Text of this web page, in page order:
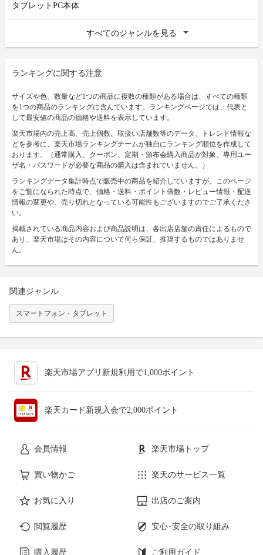
タブレットPC本体
すべてのジャンルを見る
ランキングに関する注意
サイズや色、数量など1つの商品に複数の種類がある場合は、すべての種類
を1つの商品のランキングに含んでいます。ランキングページでは、代表と
して最安値の商品の価格や送料を表示しています。
楽天市場内の売上高、売上個数、取扱い店舗数等のデータ、トレンド情報な
どを参考に、楽天市場ランキングチームが独自にランキング順位を作成して
おります。（通常購入、クーポン、定期・頒布会購入商品が対象。専用ユー
ザ名・パスワードが必要な商品の購入は含まれていません。）
ランキングデータ集計時点で販売中の商品を紹介していますが、このページ
をご覧になられた時点で、価格・送料・ポイント倍数・レビュー情報・配送
情報の変更や、売り切れとなっている可能性もございますのでご了承くださ
い。
掲載されている商品内容および商品説明は、各出店店舗の責任によるもので
あり、楽天市場はその内容について何ら保証、推奨するものではありませ
ん。
関連ジャンル
スマートフォン・タブレット
楽天市場アプリ新規利用で1,000ポイント
楽天カード新規入会で2,000ポイント
会員情報 楽天市場トップ
買い物かご 楽天のサービス一覧
お気に入り 出店のご案内
閲覧履歴 安心･安全の取り組み
購入履歴 ご利用ガイド